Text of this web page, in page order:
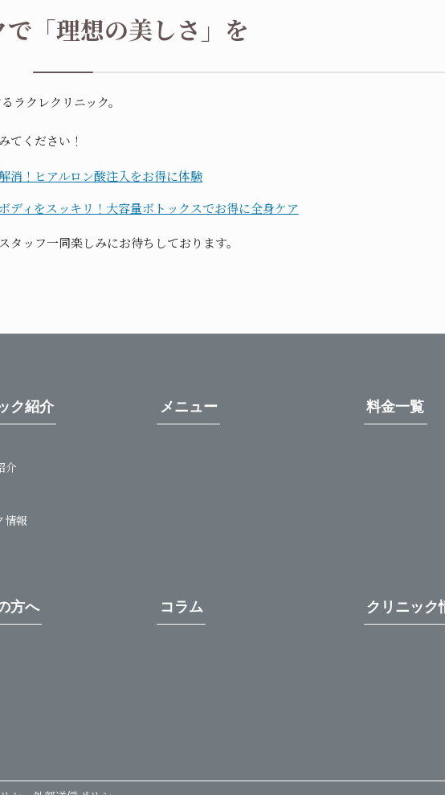
「理想の美しさ」を
ラクレクリニック。
てください！
消！ヒアルロン酸注入をお得に体験
ディをスッキリ！大容量ボトックスでお得に全身ケア
ッフ一同楽しみにお待ちしております。
ク紹介
介
情報
メニュー 料金一覧
方へ コラム クリニック